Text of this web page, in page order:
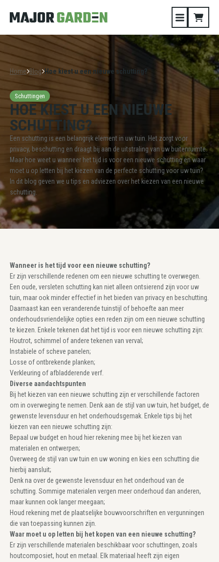
Home Blog Hoe kiest u een nieuwe schutting?
Schuttingen
HOE KIEST U EEN NIEUWE
SCHUTTING?
Een schutting is een belangrijk element in uw tuin. Het zorgt voor
privacy, beschutting en draagt bij aan de uitstraling van uw buitenruimte.
Maar hoe weet u wanneer het tijd is voor een nieuwe schutting en waar
moet u op letten bij het kiezen van de perfecte schutting voor uw tuin?
In dit blog geven we u tips en adviezen over het kiezen van een nieuwe
schutting.
Wanneer is het tijd voor een nieuwe schutting?
Er zijn verschillende redenen om een nieuwe schutting te overwegen.
Een oude, versleten schutting kan niet alleen ontsierend zijn voor uw
tuin, maar ook minder effectief in het bieden van privacy en beschutting.
Daarnaast kan een veranderende tuinstijl of behoefte aan meer
onderhoudsvriendelijke opties een reden zijn om een nieuwe schutting
te kiezen. Enkele tekenen dat het tijd is voor een nieuwe schutting zijn:
Houtrot, schimmel of andere tekenen van verval;
Instabiele of scheve panelen;
Losse of ontbrekende planken;
Verkleuring of afbladderende verf.
Diverse aandachtspunten
Bij het kiezen van een nieuwe schutting zijn er verschillende factoren
om in overweging te nemen. Denk aan de stijl van uw tuin, het budget, de
gewenste levensduur en het onderhoudsgemak. Enkele tips bij het
kiezen van een nieuwe schutting zijn:
Bepaal uw budget en houd hier rekening mee bij het kiezen van
materialen en ontwerpen;
Overweeg de stijl van uw tuin en uw woning en kies een schutting die
hierbij aansluit;
Denk na over de gewenste levensduur en het onderhoud van de
schutting. Sommige materialen vergen meer onderhoud dan anderen,
maar kunnen ook langer meegaan;
Houd rekening met de plaatselijke bouwvoorschriften en vergunningen
die van toepassing kunnen zijn.
Waar moet u op letten bij het kopen van een nieuwe schutting?
Er zijn verschillende materialen beschikbaar voor schuttingen, zoals
houtcomposiet, hout en metaal. Elk materiaal heeft zijn eigen